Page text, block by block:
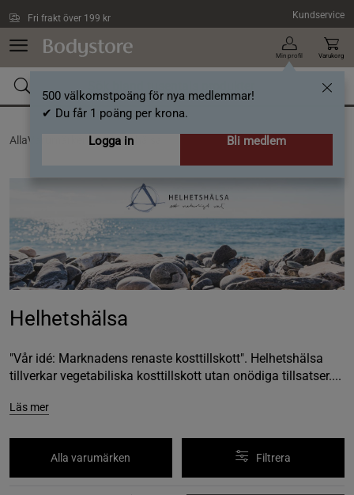
Fri frakt över 199 kr Kundservice
Min profil
500 välkomstpoäng för nya medlemmar!
✔ Du får 1 poäng per krona.
Logga in
Bli medlem
Varukorg
AllaVarumärken /Helhetshälsa
Helhetshälsa
"Vår idé: Marknadens renaste kosttillskott". Helhetshälsa
tillverkar vegetabiliska kosttillskott utan onödiga tillsatser....
Läs mer
Alla varumärken Filtrera